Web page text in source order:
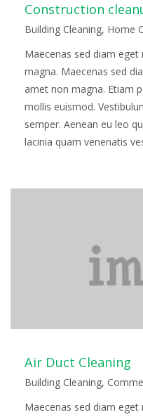
Construction
Building Cleaning, Home
Maecenas sed diam
magna. Maecenas sed
amet non magna. Etiam
mollis euismod.
semper. Aenean eu leo
lacinia quam venenatis
Read more
Air Duct Cleaning
Building Cleaning,
Maecenas sed diam